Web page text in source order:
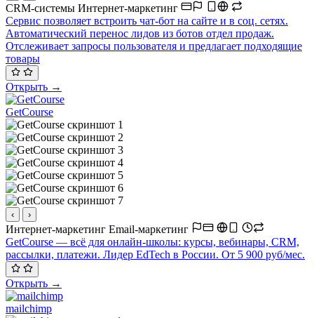
CRM-системы Интернет-маркетинг
Сервис позволяет встроить чат-бот на сайте и в соц. сетях.
Автоматический перенос лидов из ботов отдел продаж.
Отслеживает запросы пользователя и предлагает подходящие
товары
Открыть →
GetCourse
‹ ›
Интернет-маркетинг Email-маркетинг
GetCourse — всё для онлайн-школы: курсы, вебинары, CRM,
рассылки, платежи. Лидер EdTech в России. От 5 900 руб/мес.
Открыть →
mailchimp